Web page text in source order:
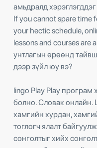
амьдралд
If you cannot spare time
your hectic schedule,
lessons and courses are
унтлагын өрөөнд
дээр зүйл юу вэ?
lingo Play Play програм
болно. Словак онлайн.
хамгийн хурдан,
тоглогч ялалт
сонголтыг хийх